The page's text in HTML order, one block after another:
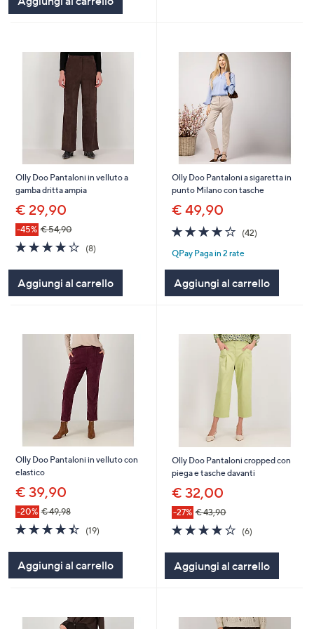
Olly Doo Pantaloni in velluto a
gamba dritta ampia
€ 29,90
-45% € 54,90
4.1
of
5
Stars
(8)
Aggiungi al carrello
Olly Doo Pantaloni a sigaretta in
punto Milano con tasche
€ 49,90
4.1
of
5
(42)42
QPay Paga in 2 rate
Aggiungi al carrello
Olly Doo Pantaloni in velluto con
elastico
€ 39,90
-20% € 49,98
4.4
of
5
Stars
(19)
Aggiungi al carrello
Olly Doo Pantaloni cropped con
piega e tasche davanti
€ 32,00
-27% € 43,90
4.2
of
5
Stars
(6)
Aggiungi al carrello